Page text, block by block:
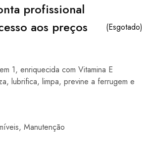
profissional
aos preços
(Esgotado)
1, enriquecida com Vitamina E
lubrifica, limpa, previne a ferrugem e
, Manutenção